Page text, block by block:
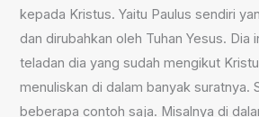
kepada Kristus. Yaitu Paulus sendiri
dan dirubahkan oleh Tuhan Yesus. Dia
teladan dia yang sudah mengikut
menuliskan di dalam banyak suratnya.
beberapa contoh saja. Misalnya di